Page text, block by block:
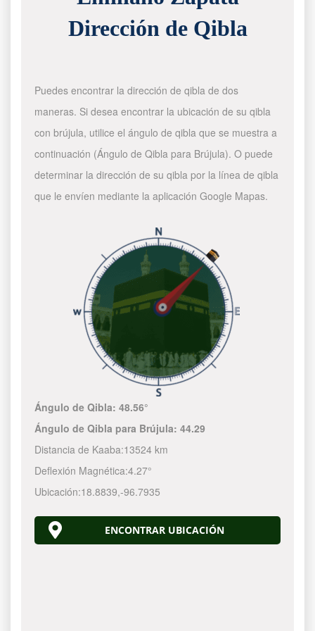
Dirección de Qibla
Puedes encontrar la dirección de qibla de dos
maneras. Si desea encontrar la ubicación de su qibla
con brújula, utilice el ángulo de qibla que se muestra a
continuación (Ángulo de Qibla para Brújula). O puede
determinar la dirección de su qibla por la línea de qibla
que le envíen mediante la aplicación Google Mapas.
Ángulo de Qibla:48.56°
Ángulo de Qibla para Brújula:44.29
Distancia de Kaaba:13524 km
Deflexión Magnética:4.27°
Ubicación:18.8839,-96.7935
ENCONTRAR UBICACIÓN